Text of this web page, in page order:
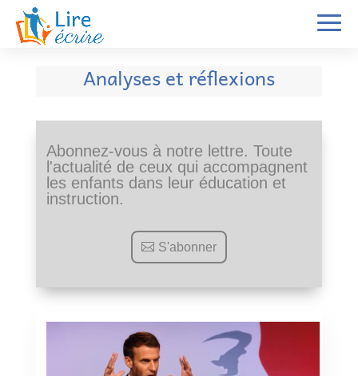
Analyses et réflexions
Abonnez-vous à notre lettre. Toute
l'actualité de ceux qui accompagnent
les enfants dans leur éducation et
instruction.
S'abonner